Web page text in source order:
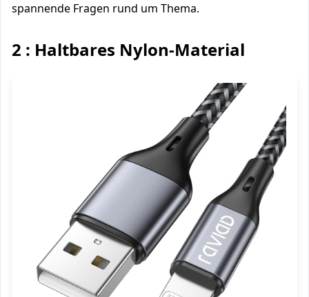
spannende Fragen rund um Thema.
2 : Haltbares Nylon-Material